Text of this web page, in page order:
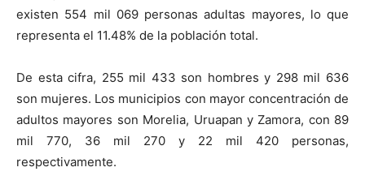
existen 554 mil 069 personas adultas mayores, lo que
representa el 11.48% de la población total.
De esta cifra, 255 mil 433 son hombres y 298 mil 636
son mujeres. Los municipios con mayor concentración de
adultos mayores son Morelia, Uruapan y Zamora, con 89
mil 770, 36 mil 270 y 22 mil 420 personas,
respectivamente.